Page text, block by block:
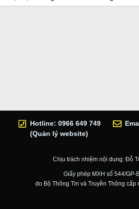
Hotline: 0966 649 749
(Quản lý website)
Chịu trách nhiệm nội dung: Đỗ
Giấy phép MXH số 544/GP-
do Bộ Thông Tin và Truyền Thông cấp